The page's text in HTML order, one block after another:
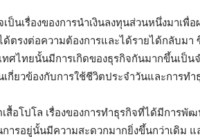
เป็นเรื่องของการนำเงินลงทุนส่วนหนึ่งมาเ
ด้ตรงต่อความต้องการและได้รายได้กลับมา
ทศไทยนั้นมีการเกิดของธุรกิจกันมากขึ้นเป็
เกี่ยวข้องกับการใช้ชีวิตประจำวันและการทำ
เสื้อโปโล เรื่องของการทำธุรกิจที่ได้มีการ
การอยู่นั้นมีความสะดวกมากยิ่งขึ้นกว่าเดิม